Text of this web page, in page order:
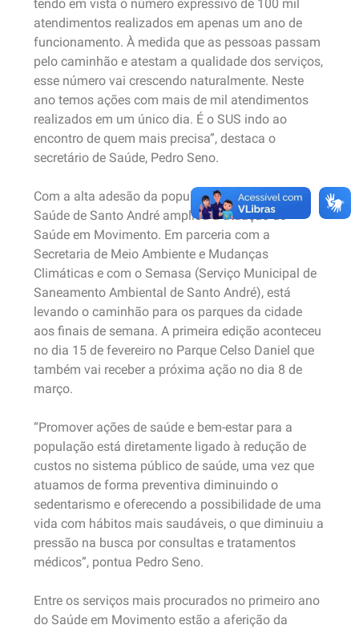
tendo em vista o número expressivo de 100 mil
atendimentos realizados em apenas um ano de
funcionamento. À medida que as pessoas passam
pelo caminhão e atestam a qualidade dos serviços,
esse número vai crescendo naturalmente. Neste
ano temos ações com mais de mil atendimentos
realizados em um único dia. É o SUS indo ao
encontro de quem mais precisa”, destaca o
secretário de Saúde, Pedro Seno.
Com a alta adesão da população, a Secretária de
Saúde de Santo André ampliou a atuação do
Saúde em Movimento. Em parceria com a
Secretaria de Meio Ambiente e Mudanças
Climáticas e com o Semasa (Serviço Municipal de
Saneamento Ambiental de Santo André), está
levando o caminhão para os parques da cidade
aos finais de semana. A primeira edição aconteceu
no dia 15 de fevereiro no Parque Celso Daniel que
também vai receber a próxima ação no dia 8 de
março.
“Promover ações de saúde e bem-estar para a
população está diretamente ligado à redução de
custos no sistema público de saúde, uma vez que
atuamos de forma preventiva diminuindo o
sedentarismo e oferecendo a possibilidade de uma
vida com hábitos mais saudáveis, o que diminuiu a
pressão na busca por consultas e tratamentos
médicos”, pontua Pedro Seno.
Entre os serviços mais procurados no primeiro ano
do Saúde em Movimento estão a aferição da